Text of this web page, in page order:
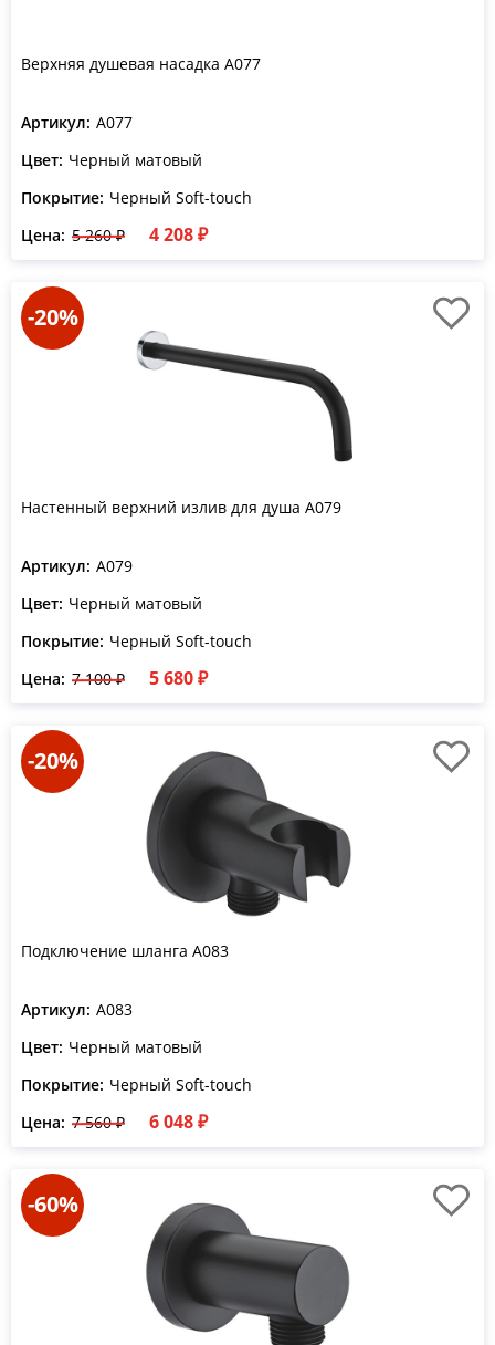
Верхняя душевая насадка A077
Артикул: A077
Цвет: Черный матовый
Покрытие: Черный Soft-touch
Цена: 5 260 ₽ 4 208 ₽
-20%
Настенный верхний излив для душа A079
Артикул: A079
Цвет: Черный матовый
Покрытие: Черный Soft-touch
Цена: 7 100 ₽ 5 680 ₽
-20%
Подключение шланга A083
Артикул: A083
Цвет: Черный матовый
Покрытие: Черный Soft-touch
Цена: 7 560 ₽ 6 048 ₽
-60%